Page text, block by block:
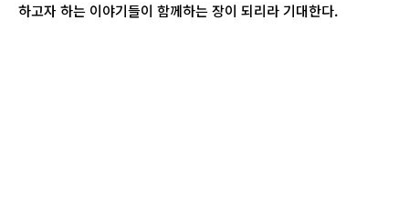
하고자 하는 이야기들이 함께하는 장이 되리라 기대한다.